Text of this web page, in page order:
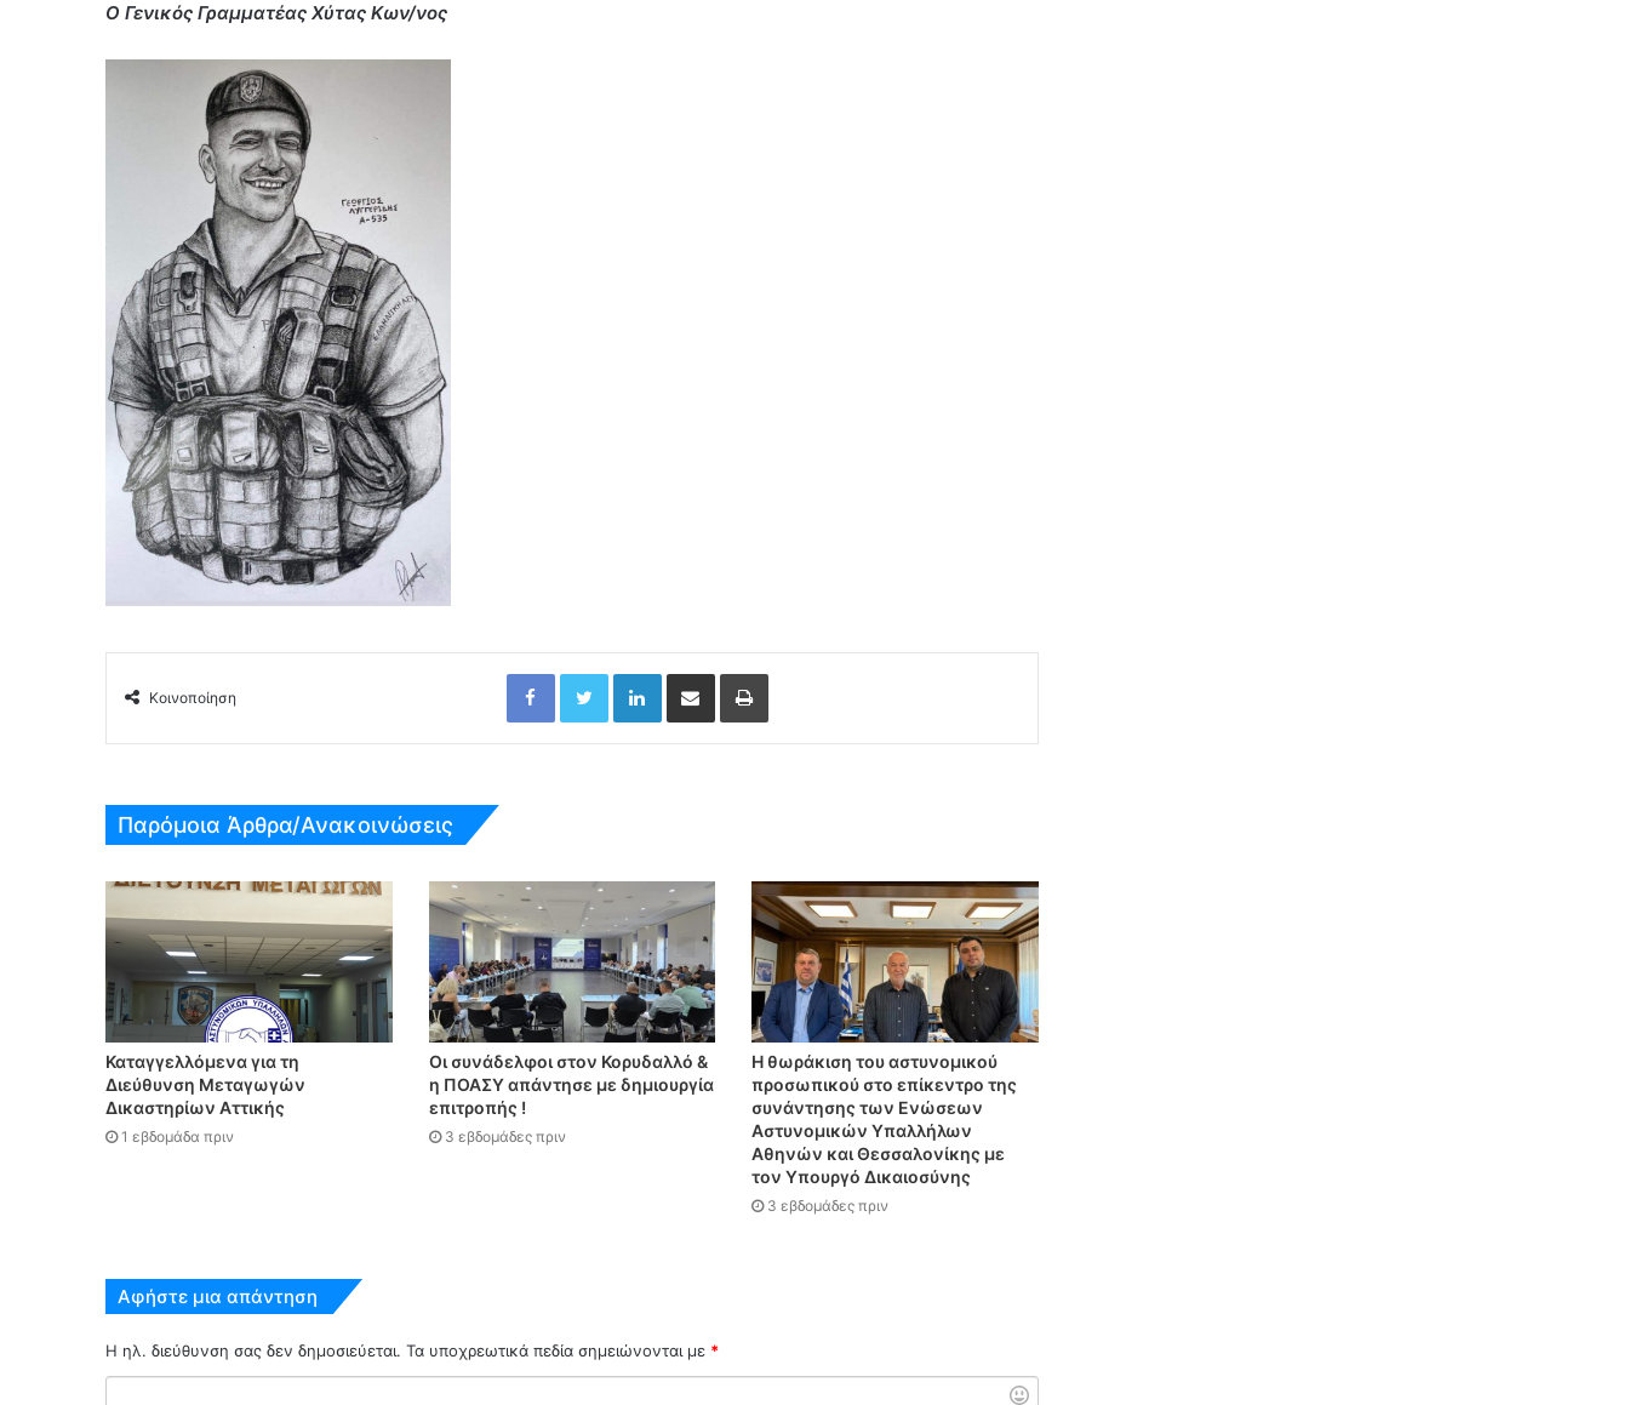
Ο Γενικός Γραμματέας Χύτας Κων/νος
Κοινοποίηση
Παρόμοια Άρθρα/Ανακοινώσεις
Καταγγελλόμενα για τη
Διεύθυνση Μεταγωγών
Δικαστηρίων Αττικής
1 εβδομάδα πριν
Οι συνάδελφοι στον Κορυδαλλό &
η ΠΟΑΣΥ απάντησε με δημιουργία
επιτροπής !
3 εβδομάδες πριν
Η θωράκιση του αστυνομικού
προσωπικού στο επίκεντρο της
συνάντησης των Ενώσεων
Αστυνομικών Υπαλλήλων
Αθηνών και Θεσσαλονίκης με
τον Υπουργό Δικαιοσύνης
3 εβδομάδες πριν
Αφήστε μια απάντηση
Η ηλ. διεύθυνση σας δεν δημοσιεύεται. Τα υποχρεωτικά πεδία σημειώνονται με *